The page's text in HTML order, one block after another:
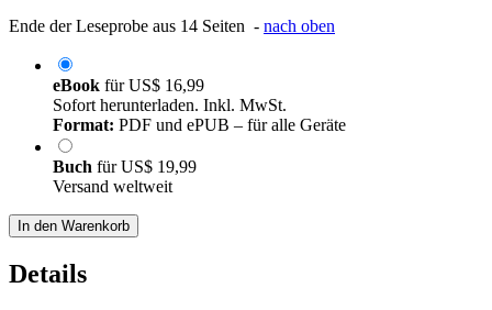
Ende der Leseprobe aus 14 Seiten - nach oben
eBook fürUS$ 16,99
Sofort herunterladen. Inkl. MwSt.
Format: PDF und ePUB – für alle Geräte
Buch fürUS$ 19,99
Versand weltweit
In den Warenkorb
Details